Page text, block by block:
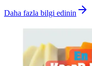
Daha fazla bilgi edinin